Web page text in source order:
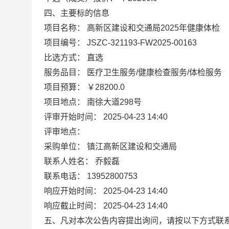
四、主要标的信息
项目名称： 高新区建设和交通局2025年健康体检
项目编号： JSZC-321193-FW2025-00163
比选方式： 直选
服务品目： 医疗卫生服务/健康检查服务/体检服务
项目预算： ￥28200.0
项目地点： 南徐大道298号
评审开始时间： 2025-04-23 14:40
评审地点：
采购单位： 镇江高新区建设和交通局
联系人姓名： 乔毅磊
联系电话： 13952800753
响应开始时间： 2025-04-23 14:40
响应截止时间： 2025-04-23 14:40
五、凡对本次公告内容提出询问，请按以下方式联